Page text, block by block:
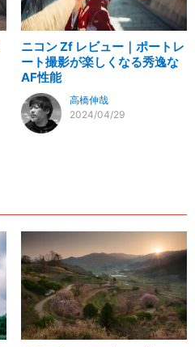
ニコン Zf レビュー｜ポートレ
ート撮影が楽しくなる秀逸な
AF性能
高橋伸哉
2024/04/29